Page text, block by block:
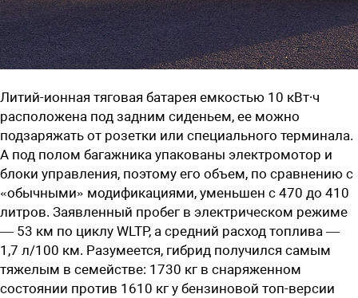
Литий-ионная тяговая батарея емкостью 10 кВт∙ч
расположена под задним сиденьем, ее можно
подзаряжать от розетки или специального терминала.
А под полом багажника упакованы электромотор и
блоки управления, поэтому его объем, по сравнению с
«обычными» модификациями, уменьшен с 470 до 410
литров. Заявленный пробег в электрическом режиме
— 53 км по циклу WLTP, а средний расход топлива —
1,7 л/100 км. Разумеется, гибрид получился самым
тяжелым в семействе: 1730 кг в снаряженном
состоянии против 1610 кг у бензиновой топ-версии